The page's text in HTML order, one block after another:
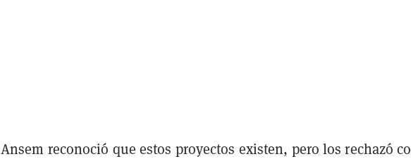
Ansem reconoció que estos proyectos existen, pero los rechazó